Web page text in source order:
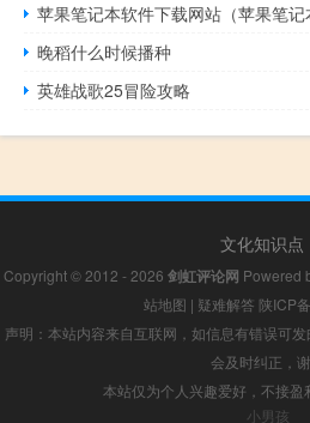
晚稻什么时候播种
英雄战歌25冒险攻略
文化知识点
Copyright © 2012 - 2026 剑虹评论网 Powered
站地图 | 疑难解答 陕ICP
声明：本站内容来自互联网，如信息有错误可
会及时纠正，
本站仅为个人兴趣爱好，不接盈
小男孩